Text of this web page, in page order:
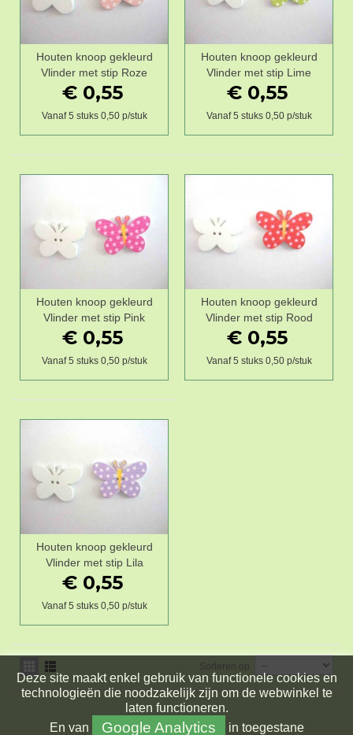
Houten knoop gekleurd
Vlinder met stip Roze
€ 0,55
Vanaf 5 stuks 0,50 p/stuk
Houten knoop gekleurd
Vlinder met stip Lime
€ 0,55
Vanaf 5 stuks 0,50 p/stuk
Houten knoop gekleurd
Vlinder met stip Pink
€ 0,55
Vanaf 5 stuks 0,50 p/stuk
Houten knoop gekleurd
Vlinder met stip Rood
€ 0,55
Vanaf 5 stuks 0,50 p/stuk
Houten knoop gekleurd
Vlinder met stip Lila
€ 0,55
Vanaf 5 stuks 0,50 p/stuk
Sorteren op
Deze site maakt enkel gebruik van functionele cookies en
technologieën die noodzakelijk zijn om de webwinkel te
laten functioneren.
En van Google Analytics in toegestane